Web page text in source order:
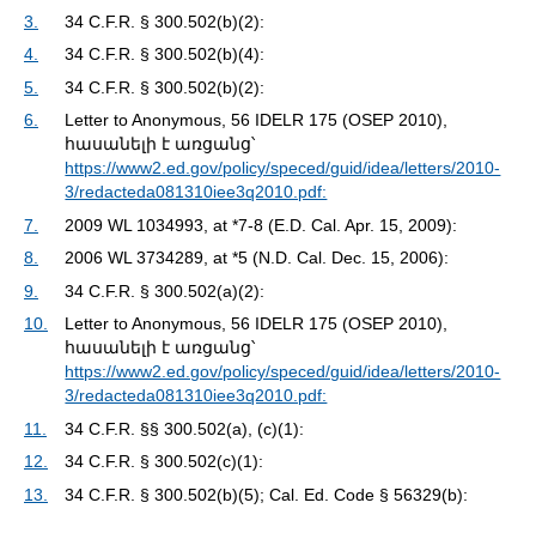
3.
34 C.F.R. § 300.502(b)(2):
4.
34 C.F.R. § 300.502(b)(4):
5.
34 C.F.R. § 300.502(b)(2):
6.
Letter to Anonymous, 56 IDELR 175 (OSEP 2010),
հասանելի է առցանց՝
https://www2.ed.gov/policy/speced/guid/idea/letters/2010-
3/redacteda081310iee3q2010.pdf:
7.
2009 WL 1034993, at *7-8 (E.D. Cal. Apr. 15, 2009):
8.
2006 WL 3734289, at *5 (N.D. Cal. Dec. 15, 2006):
9.
34 C.F.R. § 300.502(a)(2):
10.
Letter to Anonymous, 56 IDELR 175 (OSEP 2010),
հասանելի է առցանց՝
https://www2.ed.gov/policy/speced/guid/idea/letters/2010-
3/redacteda081310iee3q2010.pdf:
11.
34 C.F.R. §§ 300.502(a), (c)(1):
12.
34 C.F.R. § 300.502(c)(1):
13.
34 C.F.R. § 300.502(b)(5); Cal. Ed. Code § 56329(b):